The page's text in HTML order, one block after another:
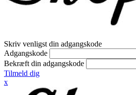
Skriv venligst din adgangskode
Adgangskode
Bekræft din adgangskode
Tilmeld dig
x